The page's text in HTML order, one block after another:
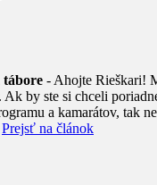
tábore - Ahojte Rieškari!
Ak by ste si chceli
a kamarátov, tak
Prejsť na článok